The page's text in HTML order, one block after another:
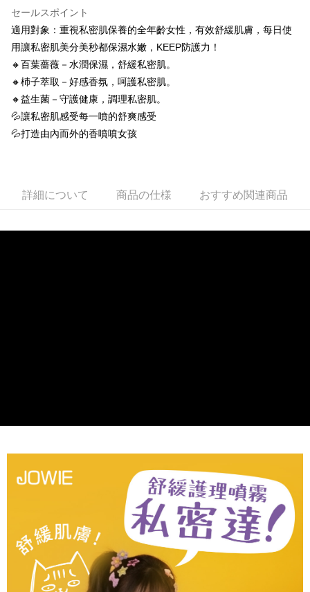
海外地區配送 送料を確認
セールスポイント
適用對象：重視私密肌保養的全年齡女性，有效舒緩肌膚，每日使
用讓私密肌美分美秒都保濕水嫩，KEEP防護力！
🔸百葉薔薇－水潤保濕，舒緩私密肌。
🔸杮子萃取－好感香氛，呵護私密肌。
🔸益生菌－守護健康，調理私密肌。
💦讓私密肌感受每一噴的舒爽感受
💦打造由內而外的香噴噴女孩
詳細について 商品の仕様 おすすめ関連商品